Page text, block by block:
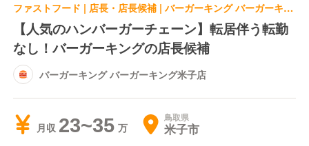
ファストフード | 店長・店長候補 | バーガーキング バーガーキング米子店
【人気のハンバーガーチェーン】転居伴う転勤
なし！バーガーキングの店長候補
バーガーキング バーガーキング米子店
月収 23~35 鳥取県
米子市